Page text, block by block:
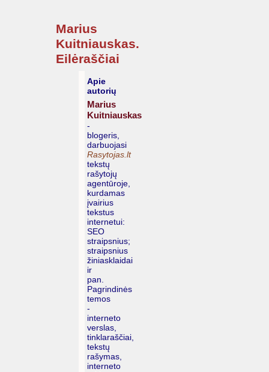
Marius
Kuitniauskas.
Eilėraščiai
Apie
autorių
Marius
Kuitniauskas
-
blogeris,
darbuojasi
Rasytojas.lt
tekstų
rašytojų
agentūroje,
kurdamas
įvairius
tekstus
internetui:
SEO
straipsnius;
straipsnius
žiniasklaidai
ir
pan.
Pagrindinės
temos
-
interneto
verslas,
tinklaraščiai,
tekstų
rašymas,
interneto